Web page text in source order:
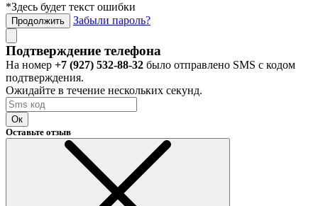
*Здесь будет текст ошибки
Продолжить Забыли пароль?
Подтверждение телефона
На номер +7 (927) 532-88-32 было отправлено SMS с кодом
подтверждения.
Ожидайте в течение нескольких секунд.
Ок
Оставьте отзыв